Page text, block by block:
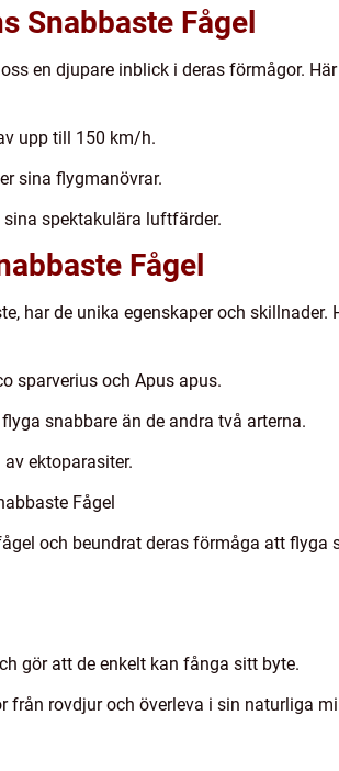
Snabbaste Fågel
en djupare inblick i deras förmågor.
upp till 150 km/h.
sina flygmanövrar.
spektakulära luftfärder.
Fågel
har de unika egenskaper och skillnader.
sparverius och Apus apus.
snabbare än de andra två arterna.
ektoparasiter.
Fågel
och beundrat deras förmåga att flyga
gör att de enkelt kan fånga sitt byte.
från rovdjur och överleva i sin naturliga